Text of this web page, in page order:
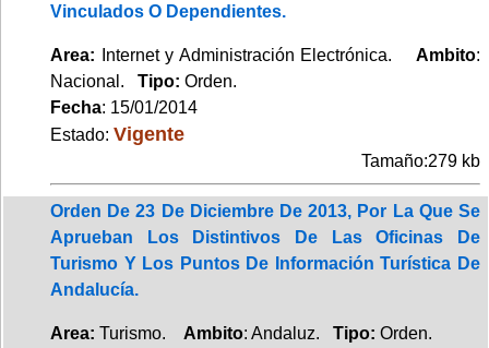
Vinculados O Dependientes.
Area: Internet y Administración Electrónica. Ambito:
Nacional. Tipo: Orden.
Fecha: 15/01/2014
Estado: Vigente
Tamaño:279 kb
Orden De 23 De Diciembre De 2013, Por La Que Se
Aprueban Los Distintivos De Las Oficinas De
Turismo Y Los Puntos De Información Turística De
Andalucía.
Area: Turismo. Ambito: Andaluz. Tipo: Orden.